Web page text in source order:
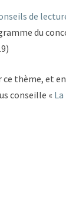
de
du
thème, et
conseille «